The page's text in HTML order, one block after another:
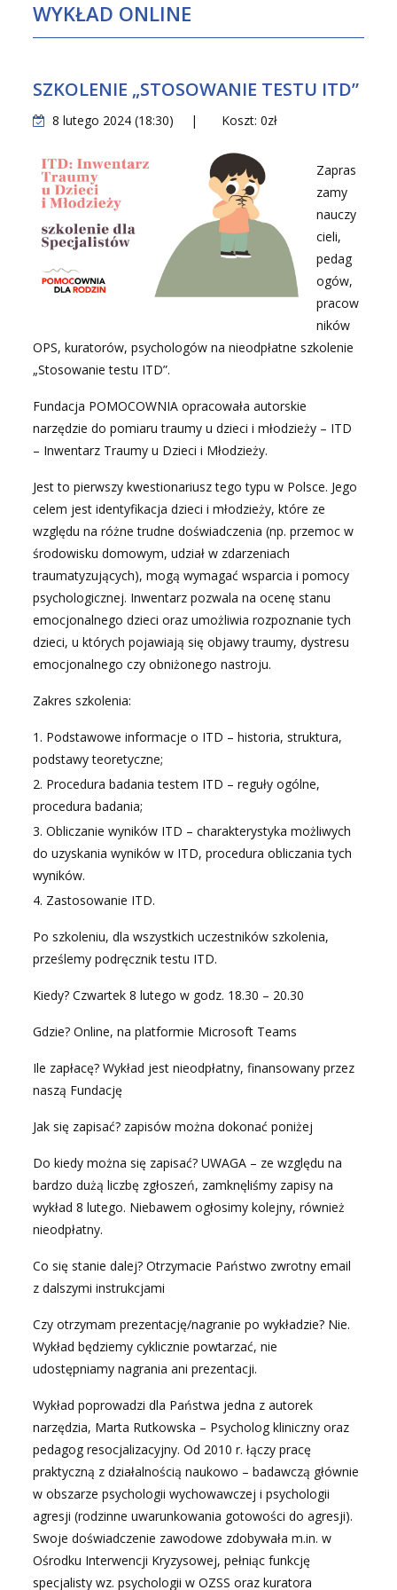
WYKŁAD ONLINE
SZKOLENIE „STOSOWANIE TESTU ITD”
8 lutego 2024 (18:30) | Koszt: 0zł
Zapras
zamy
nauczy
cieli,
pedag
ogów,
pracow
ników
OPS, kuratorów, psychologów na nieodpłatne szkolenie
„Stosowanie testu ITD”.
Fundacja POMOCOWNIA opracowała autorskie
narzędzie do pomiaru traumy u dzieci i młodzieży – ITD
– Inwentarz Traumy u Dzieci i Młodzieży.
Jest to pierwszy kwestionariusz tego typu w Polsce. Jego
celem jest identyfikacja dzieci i młodzieży, które ze
względu na różne trudne doświadczenia (np. przemoc w
środowisku domowym, udział w zdarzeniach
traumatyzujących), mogą wymagać wsparcia i pomocy
psychologicznej. Inwentarz pozwala na ocenę stanu
emocjonalnego dzieci oraz umożliwia rozpoznanie tych
dzieci, u których pojawiają się objawy traumy, dystresu
emocjonalnego czy obniżonego nastroju.
Zakres szkolenia:
Podstawowe informacje o ITD – historia, struktura,
podstawy teoretyczne;
Procedura badania testem ITD – reguły ogólne,
procedura badania;
Obliczanie wyników ITD – charakterystyka możliwych
do uzyskania wyników w ITD, procedura obliczania tych
wyników.
Zastosowanie ITD.
Po szkoleniu, dla wszystkich uczestników szkolenia,
prześlemy podręcznik testu ITD.
Kiedy? Czwartek 8 lutego w godz. 18.30 – 20.30
Gdzie? Online, na platformie Microsoft Teams
Ile zapłacę? Wykład jest nieodpłatny, finansowany przez
naszą Fundację
Jak się zapisać? zapisów można dokonać poniżej
Do kiedy można się zapisać? UWAGA – ze względu na
bardzo dużą liczbę zgłoszeń, zamknęliśmy zapisy na
wykład 8 lutego. Niebawem ogłosimy kolejny, również
nieodpłatny.
Co się stanie dalej? Otrzymacie Państwo zwrotny email
z dalszymi instrukcjami
Czy otrzymam prezentację/nagranie po wykładzie? Nie.
Wykład będziemy cyklicznie powtarzać, nie
udostępniamy nagrania ani prezentacji.
Wykład poprowadzi dla Państwa jedna z autorek
narzędzia, Marta Rutkowska – Psycholog kliniczny oraz
pedagog resocjalizacyjny. Od 2010 r. łączy pracę
praktyczną z działalnością naukowo – badawczą głównie
w obszarze psychologii wychowawczej i psychologii
agresji (rodzinne uwarunkowania gotowości do agresji).
Swoje doświadczenie zawodowe zdobywała m.in. w
Ośrodku Interwencji Kryzysowej, pełniąc funkcję
specjalisty wz. psychologii w OZSS oraz kuratora